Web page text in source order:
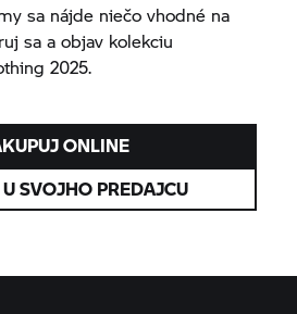
sa nájde niečo vhodné na
sa a objav kolekciu
2025.
ONLINE
SVOJHO PREDAJCU